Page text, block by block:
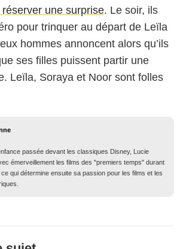
réserver une surprise. Le soir, ils
pour trinquer au départ de Leïla
hommes annoncent alors qu’ils
ses filles puissent partir une
Leïla, Soraya et Noor sont folles
passée devant les classiques Disney, Lucie
émerveillement les films des "premiers temps" durant
qui détermine ensuite sa passion pour les films et les